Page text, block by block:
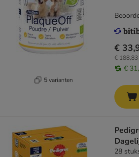
5 varianten
€
€ 188,83
€
28